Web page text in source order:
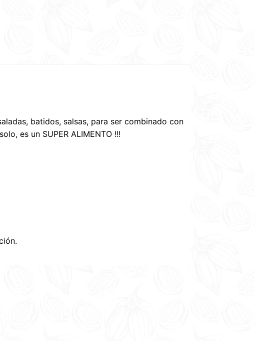
batidos, salsas, para ser combinado con
es un SUPER ALIMENTO !!!